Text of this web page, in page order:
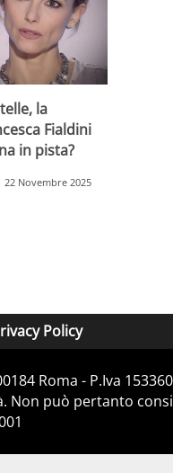
la
Fialdini
in pista?
22 Novembre 2025
Policy
Roma - P.Iva
Non può pertanto